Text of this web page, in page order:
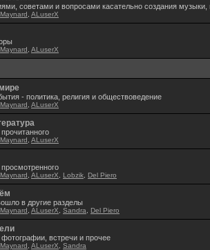
советами и вопросами касательно создания музыки,
Maynard ALuserX
Maynard ALuserX
- политика, религия и обществоведение
Maynard ALuserX
Maynard ALuserX
Maynard ALuserX Lobzik Del Piero
в другие разделы
Maynard ALuserX Sandra Del Piero
встречи и прочее
Maynard ALuserX Sandra